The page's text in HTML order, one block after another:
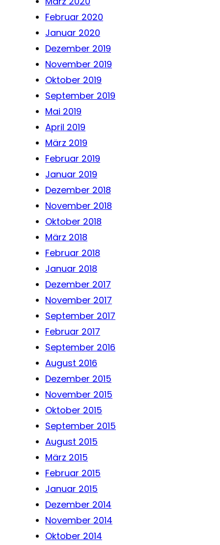
Februar 2020
Januar 2020
Dezember 2019
November 2019
Oktober 2019
September 2019
Mai 2019
April 2019
März 2019
Februar 2019
Januar 2019
Dezember 2018
November 2018
Oktober 2018
März 2018
Februar 2018
Januar 2018
Dezember 2017
November 2017
September 2017
Februar 2017
September 2016
August 2016
Dezember 2015
November 2015
Oktober 2015
September 2015
August 2015
März 2015
Februar 2015
Januar 2015
Dezember 2014
November 2014
Oktober 2014